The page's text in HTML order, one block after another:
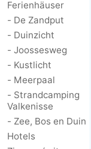
Ferienhäuser
- De Zandput
- Duinzicht
- Joossesweg
- Kustlicht
- Meerpaal
- Strandcamping
Valkenisse
- Zee, Bos en Duin
Hotels